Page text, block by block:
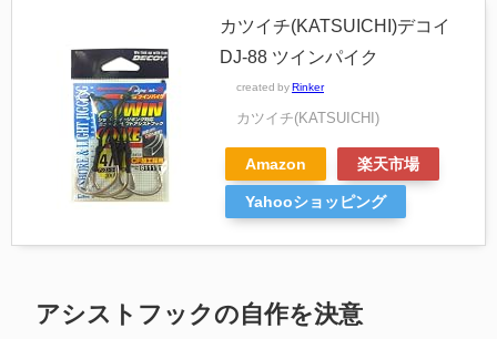
カツイチ(KATSUICHI)デコイ
DJ-88 ツインパイク
created by Rinker
カツイチ(KATSUICHI)
Amazon 楽天市場
Yahooショッピング
アシストフックの自作を決意